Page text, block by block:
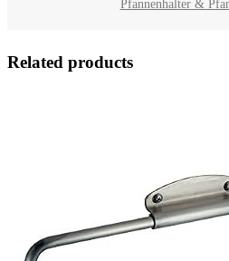
Pfannenhalter &
Related products